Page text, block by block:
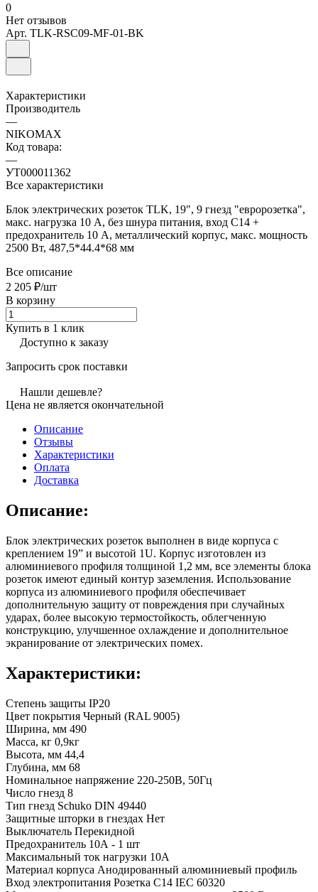
0
Нет отзывов
Арт. TLK-RSC09-MF-01-BK
Характеристики
Производитель
—
NIKOMAX
Код товара:
—
УТ000011362
Все характеристики
Блок электрических розеток TLK, 19", 9 гнезд "евророзетка",
макс. нагрузка 10 А, без шнура питания, вход С14 +
предохранитель 10 А, металлический корпус, макс. мощность
2500 Вт, 487,5*44.4*68 мм
Все описание
2 205 ₽/шт
В корзину
Купить в 1 клик
Доступно к заказу
Запросить срок поставки
Нашли дешевле?
Цена не является окончательной
Описание
Отзывы
Характеристики
Оплата
Доставка
Описание:
Блок электрических розеток выполнен в виде корпуса с
креплением 19” и высотой 1U. Корпус изготовлен из
алюминиевого профиля толщиной 1,2 мм, все элементы блока
розеток имеют единый контур заземления. Использование
корпуса из алюминиевого профиля обеспечивает
дополнительную защиту от повреждения при случайных
ударах, более высокую термостойкость, облегченную
конструкцию, улучшенное охлаждение и дополнительное
экранирование от электрических помех.
Характеристики:
Степень защиты IP20
Цвет покрытия Черный (RAL 9005)
Ширина, мм 490
Масса, кг 0,9кг
Высота, мм 44,4
Глубина, мм 68
Номинальное напряжение 220-250В, 50Гц
Число гнезд 8
Тип гнезд Schuko DIN 49440
Защитные шторки в гнездах Нет
Выключатель Перекидной
Предохранитель 10А - 1 шт
Максимальный ток нагрузки 10А
Материал корпуса Анодированный алюминиевый профиль
Вход электропитания Розетка C14 IEC 60320